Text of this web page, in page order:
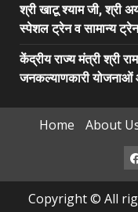
श्री खाटू श्याम जी, श्री
स्पेशल ट्रेन व सामान्य
केंद्रीय राज्य मंत्री श्री
जनकल्याणकारी योजनाओं
Home About
Copyright © All